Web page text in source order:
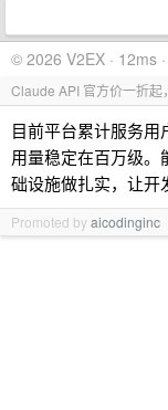
© 2026 V2EX · 12ms
Claude API 官方价一折起
目前平台累计服务
用量稳定在百万级
础设施做扎实，让开
Promoted byaicodinginc